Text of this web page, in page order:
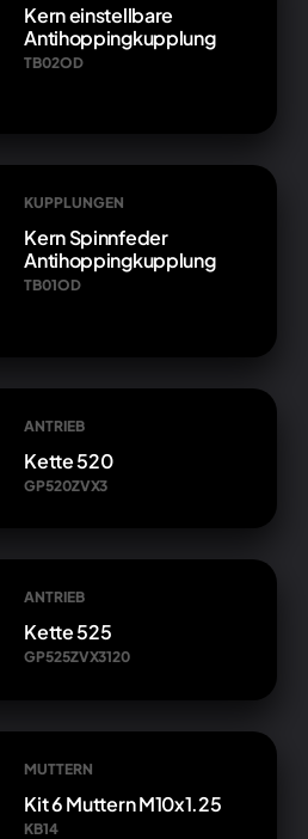
Kern einstellbare
Antihoppingkupplung
TB02OD
KUPPLUNGEN
Kern Spinnfeder
Antihoppingkupplung
TB01OD
ANTRIEB
Kette 520
GP520ZVX3
ANTRIEB
Kette 525
GP525ZVX3120
MUTTERN
Kit 6 Muttern M10x1.25
KB14